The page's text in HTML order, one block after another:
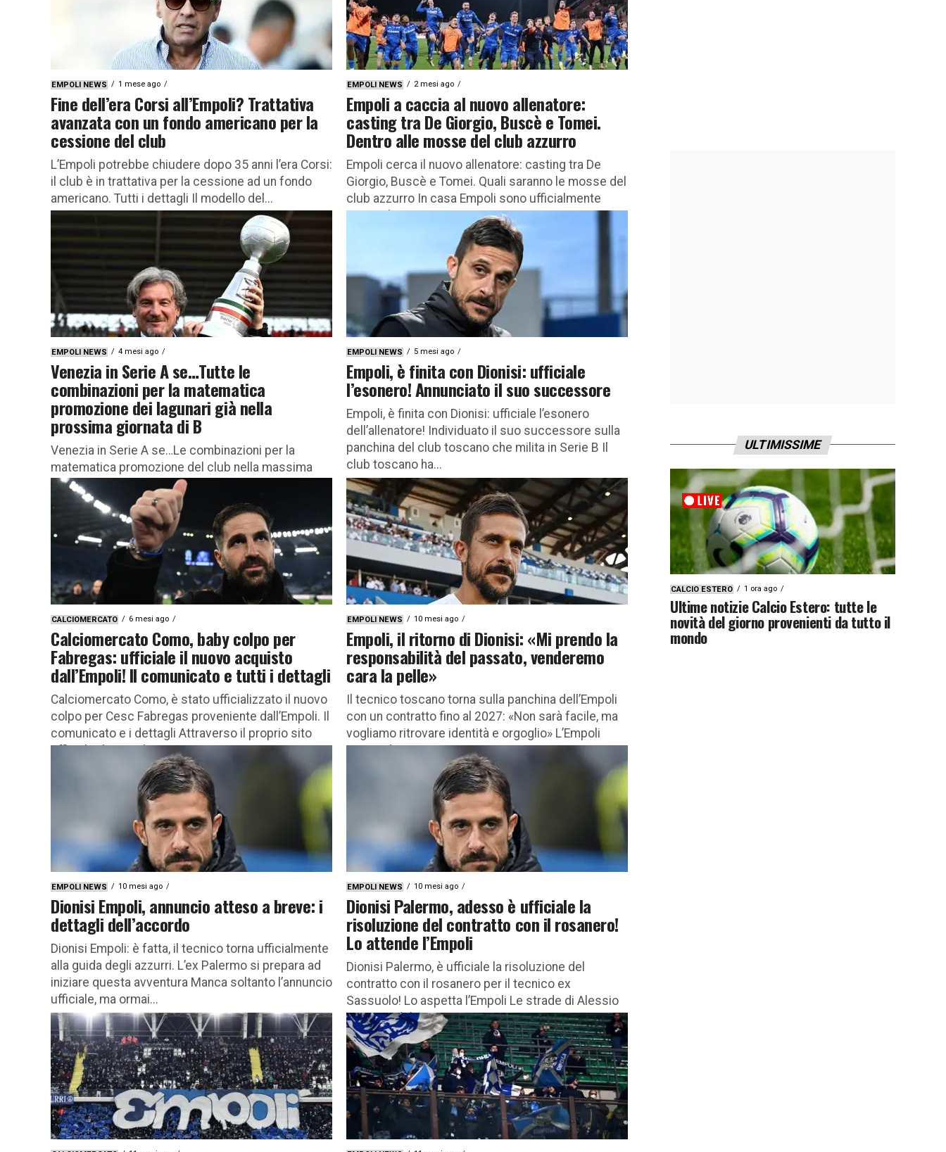
EMPOLI NEWS 1 mese ago
Fine dell’era Corsi all’Empoli? Trattativa
avanzata con un fondo americano per la
cessione del club
L’Empoli potrebbe chiudere dopo 35 anni l’era Corsi:
il club è in trattativa per la cessione ad un fondo
americano. Tutti i dettagli Il modello del...
EMPOLI NEWS 2 mesi ago
Empoli a caccia al nuovo allenatore:
casting tra De Giorgio, Buscè e Tomei.
Dentro alle mosse del club azzurro
Empoli cerca il nuovo allenatore: casting tra De
Giorgio, Buscè e Tomei. Quali saranno le mosse del
club azzurro In casa Empoli sono ufficialmente
iniziate le...
EMPOLI NEWS 4 mesi ago
Venezia in Serie A se…Tutte le
combinazioni per la matematica
promozione dei lagunari già nella
prossima giornata di B
Venezia in Serie A se…Le combinazioni per la
matematica promozione del club nella massima
serie già dalla prossima giornata con l’Empoli Il
Venezia prosegue la sua...
EMPOLI NEWS 5 mesi ago
Empoli, è finita con Dionisi: ufficiale
l’esonero! Annunciato il suo successore
Empoli, è finita con Dionisi: ufficiale l’esonero
dell’allenatore! Individuato il suo successore sulla
panchina del club toscano che milita in Serie B Il
club toscano ha...
CALCIOMERCATO 6 mesi ago
Calciomercato Como, baby colpo per
Fabregas: ufficiale il nuovo acquisto
dall’Empoli! Il comunicato e tutti i dettagli
Calciomercato Como, è stato ufficializzato il nuovo
colpo per Cesc Fabregas proveniente dall’Empoli. Il
comunicato e i dettagli Attraverso il proprio sito
ufficiale, il Como ha...
EMPOLI NEWS 10 mesi ago
Empoli, il ritorno di Dionisi: «Mi prendo la
responsabilità del passato, venderemo
cara la pelle»
Il tecnico toscano torna sulla panchina dell’Empoli
con un contratto fino al 2027: «Non sarà facile, ma
vogliamo ritrovare identità e orgoglio» L’Empoli
riparte da una...
EMPOLI NEWS 10 mesi ago
Dionisi Empoli, annuncio atteso a breve: i
dettagli dell’accordo
Dionisi Empoli: è fatta, il tecnico torna ufficialmente
alla guida degli azzurri. L’ex Palermo si prepara ad
iniziare questa avventura Manca soltanto l’annuncio
ufficiale, ma ormai...
EMPOLI NEWS 10 mesi ago
Dionisi Palermo, adesso è ufficiale la
risoluzione del contratto con il rosanero!
Lo attende l’Empoli
Dionisi Palermo, è ufficiale la risoluzione del
contratto con il rosanero per il tecnico ex
Sassuolo! Lo aspetta l’Empoli Le strade di Alessio
Dionisi e del...
ULTIMISSIME
CALCIO ESTERO 1 ora ago
Ultime notizie Calcio Estero: tutte le
novità del giorno provenienti da tutto il
mondo